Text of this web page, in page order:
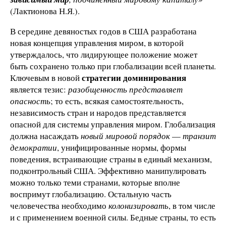
(Лактионова Н.Я.).
В середине девяностых годов в США разработана
новая концепция управления миром, в которой
утверждалось, что лидирующее положение может
быть сохранено только при глобализации всей планеты.
Ключевым в новойстратегии доминирования
является тезис: разобщенность представляет
опасность; то есть, всякая самостоятельность,
независимость стран и народов представляется
опасной для системы управления миром. Глобализация
должна насаждатьновый мировой порядок—транзит
демократии, унифицированные нормы, формы
поведения, встраивающие страны в единый механизм,
подконтрольный США. Эффективно манипулировать
можно только теми странами, которые вполне
воспримут глобализацию. Остальную часть
человечества необходимо колонизировать, в том числе
и с применением военной силы. Бедные страны, то есть